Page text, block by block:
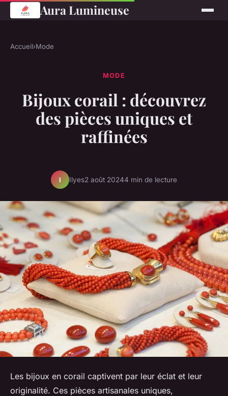
Aura Lumineuse
Accueil›Mode
MODE
Bijoux corail : découvrez
des pièces uniques et
raffinées
I Ilyes2 août 20244 min de lecture
Les bijoux en corail captivent par leur éclat et leur
originalité. Ces pièces artisanales uniques,